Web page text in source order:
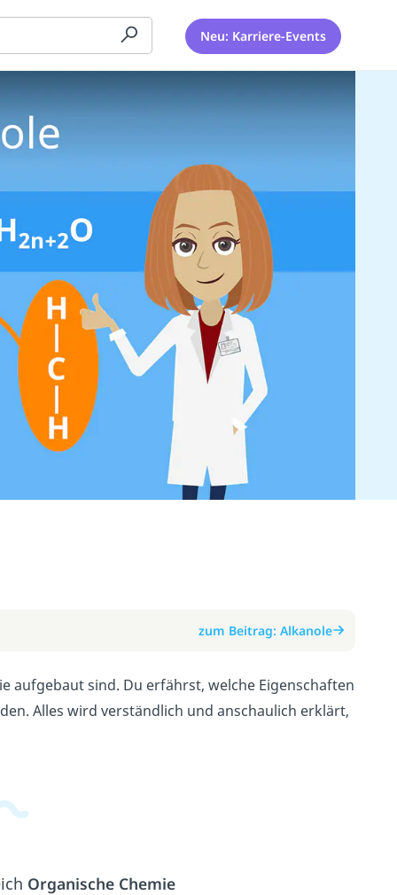
Neu: Karriere-Events
zum Beitrag: Alkanole
aufgebaut sind. Du erfährst, welche Eigenschaften
Alles wird verständlich und anschaulich erklärt,
Organische Chemie